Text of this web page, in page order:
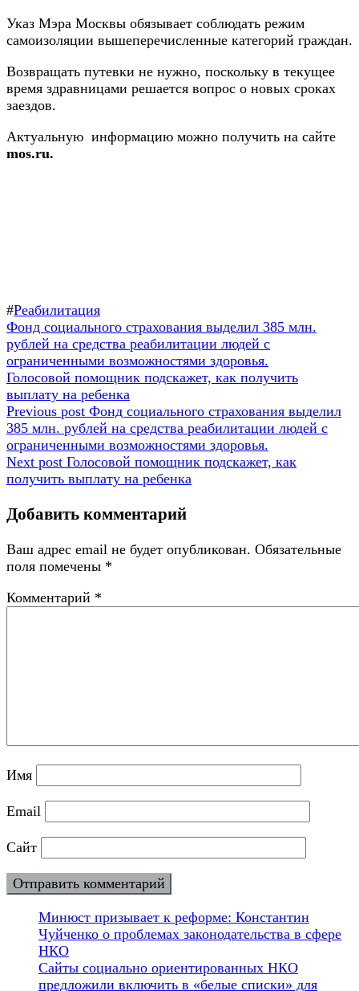
Указ Мэра Москвы обязывает соблюдать режим
самоизоляции вышеперечисленные категорий граждан.
Возвращать путевки не нужно, поскольку в текущее
время здравницами решается вопрос о новых сроках
заездов.
Актуальную информацию можно получить на сайте
mos.ru.
#Реабилитация
Навигация
по
записям
Предыдущая
запись:
Фонд социального страхования выделил 385 млн.
рублей на средства реабилитации людей с
ограниченными возможностями здоровья.
Следующая
запись:
Голосовой помощник подскажет, как получить
выплату на ребенка
Previous post Фонд социального страхования выделил
385 млн. рублей на средства реабилитации людей с
ограниченными возможностями здоровья.
Next post Голосовой помощник подскажет, как
получить выплату на ребенка
Добавить комментарий
Ваш адрес email не будет опубликован. Обязательные
поля помечены *
Комментарий *
Имя
Email
Сайт
Минюст призывает к реформе: Константин
Чуйченко о проблемах законодательства в сфере
НКО
Сайты социально ориентированных НКО
предложили включить в «белые списки» для